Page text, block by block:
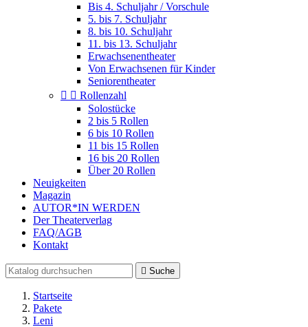
Bis 4. Schuljahr / Vorschule
5. bis 7. Schuljahr
8. bis 10. Schuljahr
11. bis 13. Schuljahr
Erwachsenentheater
Von Erwachsenen für Kinder
Seniorentheater
  Rollenzahl
Solostücke
2 bis 5 Rollen
6 bis 10 Rollen
11 bis 15 Rollen
16 bis 20 Rollen
Über 20 Rollen
Neuigkeiten
Magazin
AUTOR*IN WERDEN
Der Theaterverlag
FAQ/AGB
Kontakt
 Suche
Startseite
Pakete
Leni